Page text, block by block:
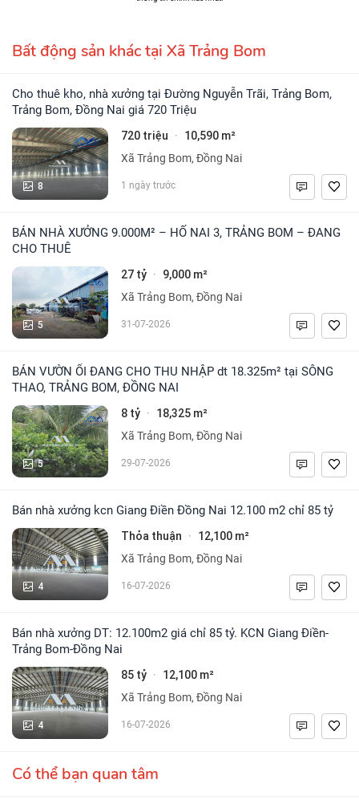
Bất động sản khác tại Xã Trảng Bom
Cho thuê kho, nhà xưởng tại Đường Nguyễn Trãi, Trảng Bom,
Trảng Bom, Đồng Nai giá 720 Triệu
8
720 triệu · 10,590 m²
Xã Trảng Bom, Đồng Nai
1 ngày trước
BÁN NHÀ XƯỞNG 9.000M² – HỐ NAI 3, TRẢNG BOM – ĐANG
CHO THUÊ
5
27 tỷ · 9,000 m²
Xã Trảng Bom, Đồng Nai
31-07-2026
BÁN VƯỜN ỔI ĐANG CHO THU NHẬP dt 18.325m² tại SÔNG
THAO, TRẢNG BOM, ĐỒNG NAI
5
8 tỷ · 18,325 m²
Xã Trảng Bom, Đồng Nai
29-07-2026
Bán nhà xưởng kcn Giang Điền Đồng Nai 12.100 m2 chỉ 85 tỷ
4
Thỏa thuận · 12,100 m²
Xã Trảng Bom, Đồng Nai
16-07-2026
Bán nhà xưởng DT: 12.100m2 giá chỉ 85 tỷ. KCN Giang Điền-
Trảng Bom-Đồng Nai
4
85 tỷ · 12,100 m²
Xã Trảng Bom, Đồng Nai
16-07-2026
Có thể bạn quan tâm